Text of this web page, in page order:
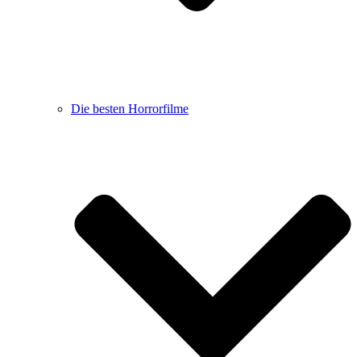
Die besten Horrorfilme